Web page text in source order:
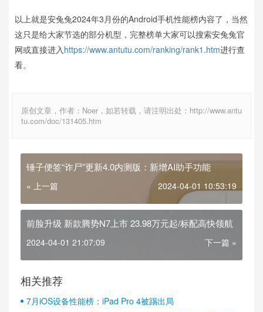
以上就是安兔兔2024年3月份的Android手机性能榜内容了，当然
这只是给大家节选的部分机型，完整榜单大家可以搜索安兔兔官
网或直接进入https://www.antutu.com/ranking/rank1.htm进行查
看。
原创文章，作者：Noer，如若转载，请注明出处：http://www.antu
tu.com/doc/131405.htm
锤子便签“诈尸”更新4.0内测版：新增AI助手功能
« 上一篇 2024-04-01 10:53:19
前脸升级 新款腾势N7上市 23.98万元起/标配高快领航
2024-04-01 21:07:09 下一篇 »
相关推荐
7月iOS设备性能榜：iPad Pro 4被踢出局